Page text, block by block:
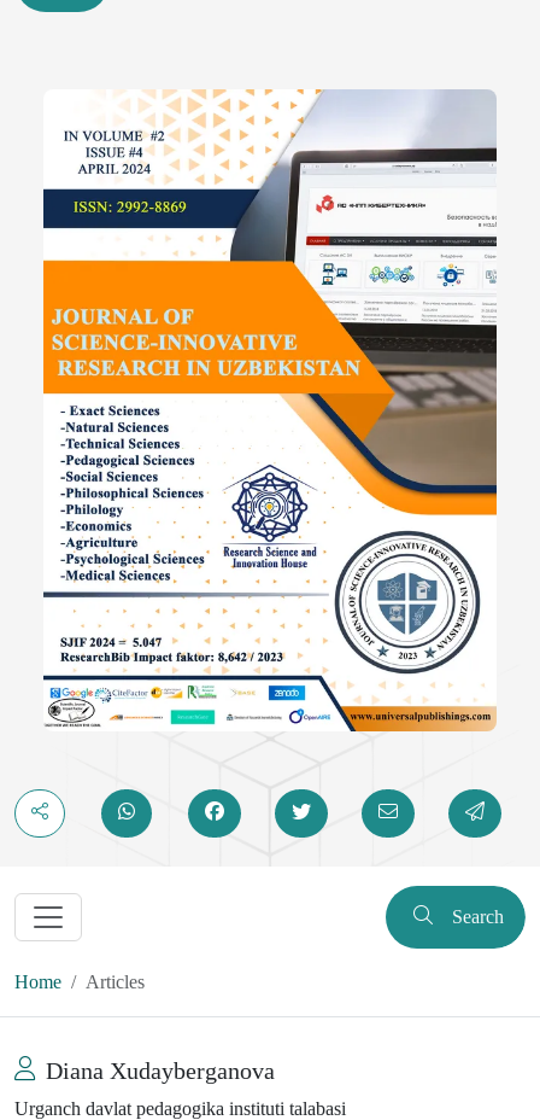
Search
Home Articles
Diana Xudayberganova
Urganch davlat pedagogika instituti talabasi